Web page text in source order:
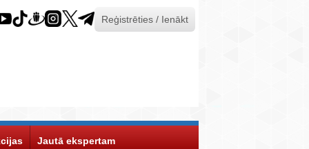
Reģistrēties / Ienākt
Jautā ekspertam